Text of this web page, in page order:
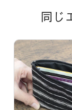
同じ